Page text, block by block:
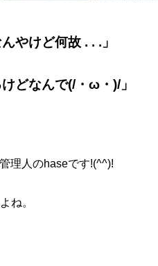
やけど何故 . . .」
どなんで(/・ω・)/」
理人のhaseです!(^^)!
ね。